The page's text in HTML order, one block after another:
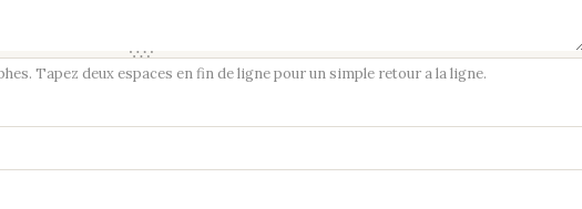
Tapez deux espaces en fin de ligne pour un simple retour a la ligne.